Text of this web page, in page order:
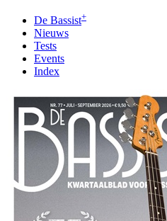
De Bassist+
Nieuws
Tests
Events
Index